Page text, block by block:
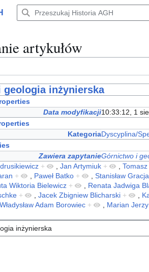
artykułów
inżynierska
Data modyfikacji10:33:12, 1
KategoriaDyscyplina/
Zawiera zapytanieGórnictwo i
+ Jan Artymiuk +
+ Paweł Batko +
Stanisław
Wiktoria Bielewicz +
Renata Jadwiga
+ Jacek Zbigniew Blicharski +
Władysław Adam Borowiec + Marian